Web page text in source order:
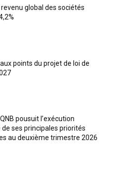
revenu global des sociétés
points du projet de loi de
pousuit l’exécution
ses principales priorités
au deuxième trimestre 2026